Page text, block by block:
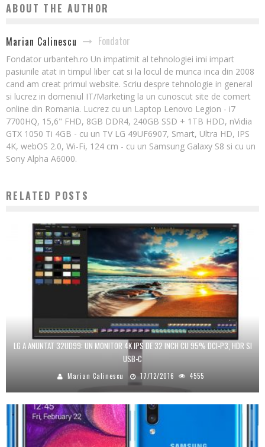
ABOUT THE AUTHOR
Marian Calinescu Fondator
Fondator urbanteh.ro Un impatimit al tehnologiei imi impart
pasiunile atat in timpul liber cat si la locul de munca inca din 2008
cand am creat primul website. Scriu despre tehnologie in general
si lucrez in domeniul IT/Marketing la un cunoscut site de comert
online din Romania. Lucrez cu un Laptop Lenovo Legion - i7
7700HQ, 15,6" FHD, 8GB DDR4, 240GB SSD + 1TB HDD, nVidia
GTX 1050 Ti 4GB - cu un TV LG 49UF6907, Smart, Ultra HD, IPS
4K, webOS 2.0, Wi-Fi, 124 cm - cu un Samsung Galaxy S8 si cu un
Sony Alpha A6000.
RELATED POSTS
LG A ANUNTAT 32UD99: UN MONITOR 4K IPS DE 32 INCH CU 95% DCI-P3, HDR SI
USB-C
Marian Calinescu 17/12/2016 4555